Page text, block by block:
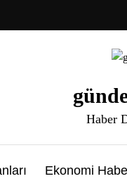
Haber
Ekonomi